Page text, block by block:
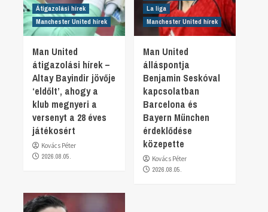
Átigazolási hírek
Manchester United hírek
Man United
átigazolási hírek –
Altay Bayindir jövője
‘eldőlt’, ahogy a
klub megnyeri a
versenyt a 28 éves
játékosért
Kovács Péter
2026.08.05.
La liga
Manchester United hírek
Man United
álláspontja
Benjamin Seskóval
kapcsolatban
Barcelona és
Bayern München
érdeklődése
közepette
Kovács Péter
2026.08.05.